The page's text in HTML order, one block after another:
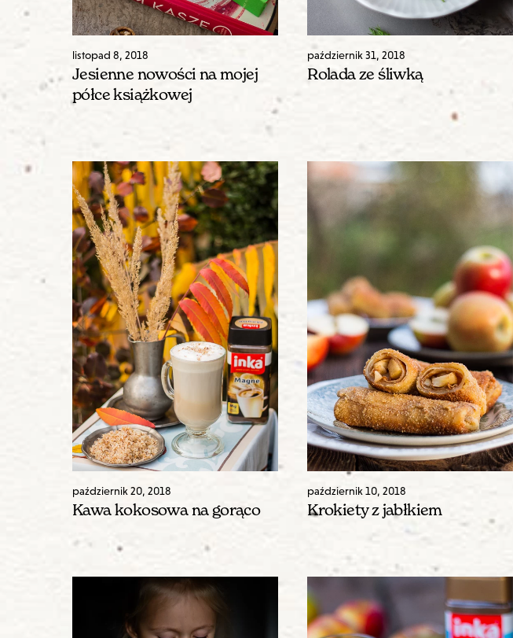
listopad 8, 2018
Jesienne nowości na mojej
półce książkowej
październik 31,2018
Rolada ze śliwką
październik20, 2018
Kawa kokosowa na gorąco
październik 10,2018
Krokiety z jabłkiem